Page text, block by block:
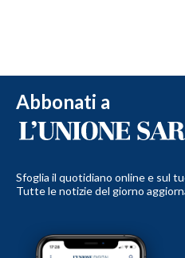
Abbonati a
Sfoglia il quotidiano online e sul
Tutte le notizie del giorno